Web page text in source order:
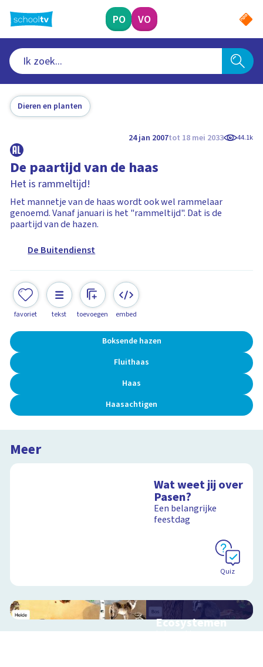
naar
hoofdinhoud
PO VO
Dieren en planten
24 jan 2007tot 18 mei 2033 44.1k
De paartijd van de haas
Het is rammeltijd!
Het mannetje van de haas wordt ook wel rammelaar
genoemd. Vanaf januari is het "rammeltijd". Dat is de
paartijd van de hazen.
De Buitendienst
favoriet tekst toevoegen embed
Boksende hazen
Fluithaas
Haas
Haasachtigen
Meer
Wat weet jij over
Pasen?
Een belangrijke
feestdag
Quiz
Ecosystemen
Interactieve